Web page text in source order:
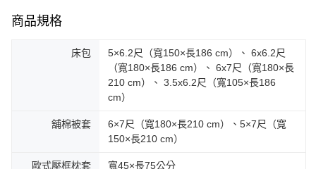
商品規格
床包
5×6.2尺（寬150×長186 cm）、 6x6.2尺
（寬180×長186 cm）、 6x7尺（寬180×長
210 cm）、 3.5x6.2尺（寬105×長186
cm）
舖棉被套
6×7尺（寬180×長210 cm）、5×7尺（寬
150×長210 cm）
歐式壓框枕套 寬45×長75公分